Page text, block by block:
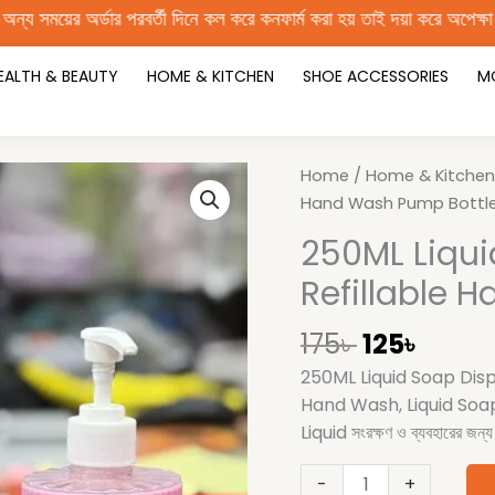
দিনে কল করে কনফার্ম করা হয় তাই দয়া করে অপেক্ষা করুন।
& BEAUTY HOME & KITCHEN SHOE ACCESSORIES
Home / Home & Kitchen
Hand Wash Pump
250ML
Refillable
175৳
Original
price
175৳ .
125৳
price
is:
125৳ .
250ML Liquid Soap
Hand Wash, Liquid
Liquid সংরক্ষণ ও
-
250ML
Liquid
Dispenser
Bottle
|
Refillable
Hand
Wash
Pump
Bottle
quantity
+